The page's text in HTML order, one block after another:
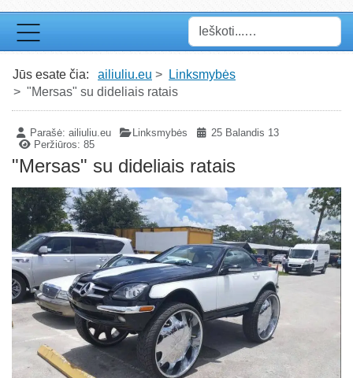
Paieška
Jūs esate čia: ailiuliu.eu
Linksmybės
"Mersas" su dideliais ratais
Parašė:ailiuliu.eu Linksmybės
25 Balandis 13
Peržiūros: 85
"Mersas" su dideliais ratais